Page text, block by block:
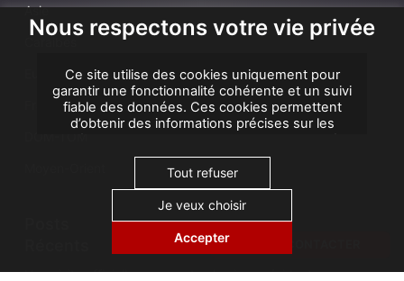
Asie
France
Une visite officielle marquante : le vice-président
Nous respectons votre vie privée
Ce site utilise des cookies uniquement pour
garantir une fonctionnalité cohérente et un suivi
fiable des données. Ces cookies permettent
d’obtenir des informations précises sur les
d’améliorer votre expérience. Nous n’utilisons
pas de cookies à des fins publicitaires ou de
remarketing, et aucune donnée personnelle
n’est vendue ni partagée avec des tiers. En
cliquant sur « Accepter tout », vous consentez à
notre utilisation des cookies.
Tout refuser
Je veux choisir
Accepter